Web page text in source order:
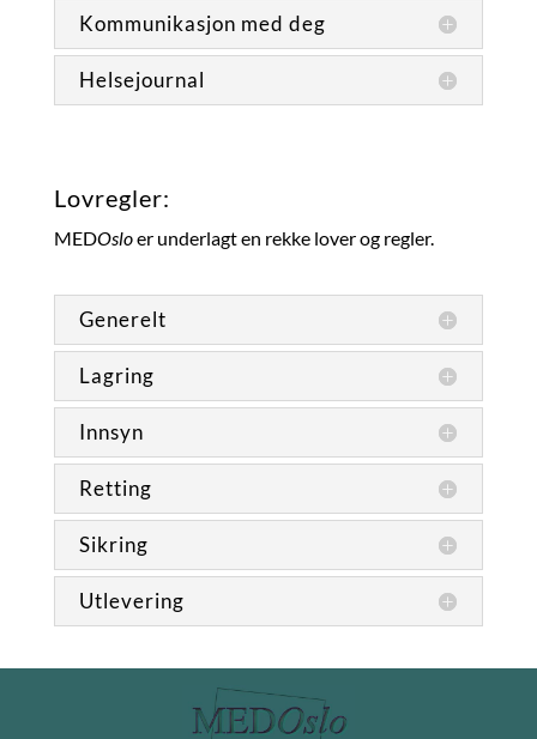
Kommunikasjon med deg
Helsejournal
Lovregler:
MEDOsloer underlagt en rekke lover og regler.
Generelt
Lagring
Innsyn
Retting
Sikring
Utlevering